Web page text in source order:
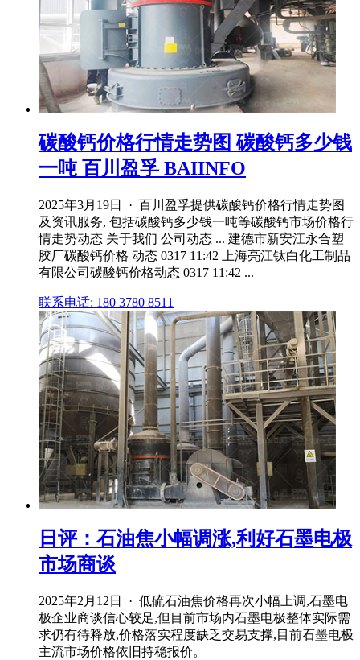
碳酸钙价格行情走势图 碳酸钙多少钱
一吨 百川盈孚 BAIINFO
2025年3月19日 · 百川盈孚提供碳酸钙价格行情走势图
及资讯服务, 包括碳酸钙多少钱一吨等碳酸钙市场价格行
情走势动态 关于我们 公司动态 ... 建德市新安江永合塑
胶厂碳酸钙价格 动态 0317 11:42 上海亮江钛白化工制品
有限公司碳酸钙价格动态 0317 11:42 ...
联系电话: 180 3780 8511
日评：石油焦小幅调涨,利好石墨电极
市场商谈
2025年2月12日 · 低硫石油焦价格再次小幅上调,石墨电
极企业商谈信心较足,但目前市场内石墨电极整体实际需
求仍有待释放,价格落实程度缺乏交易支撑,目前石墨电极
主流市场价格依旧持稳报价。